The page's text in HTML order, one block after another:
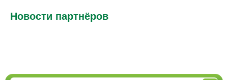
Новости партнёров